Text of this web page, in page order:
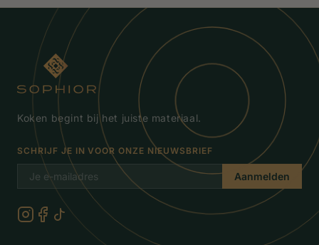
Koken begint bij het juiste materiaal.
SCHRIJF JE IN VOOR ONZE NIEUWSBRIEF
Aanmelden